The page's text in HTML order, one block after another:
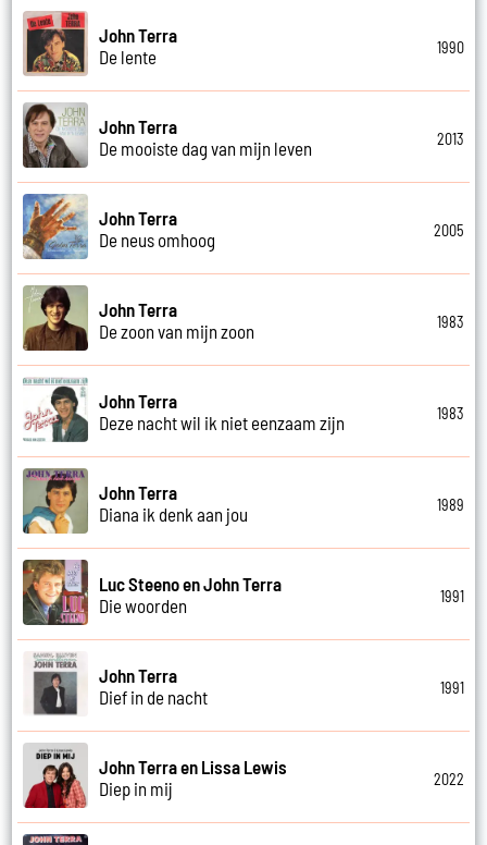
John Terra
De lente
1990
John Terra
De mooiste dag van mijn leven
2013
John Terra
De neus omhoog
2005
John Terra
De zoon van mijn zoon
1983
John Terra
Deze nacht wil ik niet eenzaam zijn
1983
John Terra
Diana ik denk aan jou
1989
Luc Steeno en John Terra
Die woorden
1991
John Terra
Dief in de nacht
1991
John Terra en Lissa Lewis
Diep in mij
2022